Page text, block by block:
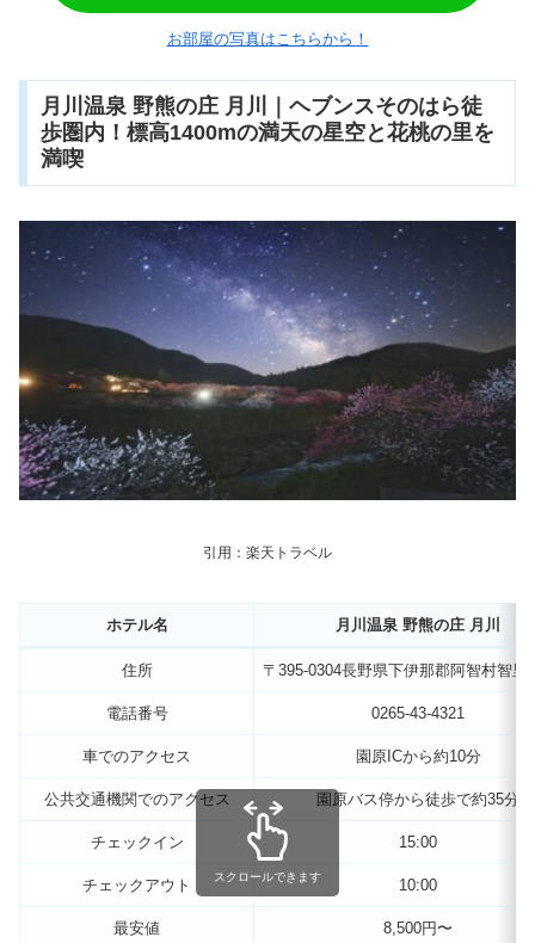
お部屋の写真はこちらから！
月川温泉 野熊の庄 月川｜ヘブンスそのはら徒
歩圏内！標高1400mの満天の星空と花桃の里を
満喫
引用：楽天トラベル
ホテル名 月川温泉 野熊の庄 月川
住所 〒395-0304長野県下伊那郡阿智村智里
電話番号 0265-43-4321
車でのアクセス 園原ICから約10分
公共交通機関でのアクセス 園原バス停から徒歩で約35分
チェックイン 15:00
チェックアウト 10:00
最安値 8,500円〜
スクロールできます